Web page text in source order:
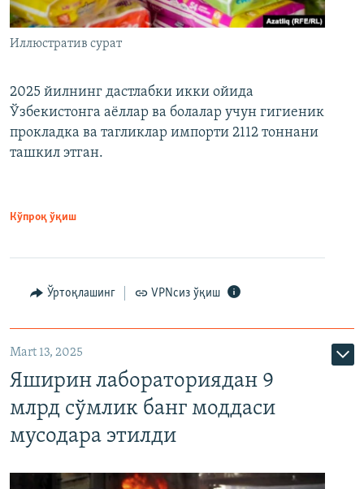
Иллюстратив сурат
2025 йилнинг дастлабки икки ойида
Ўзбекистонга аёллар ва болалар учун гигиеник
прокладка ва тагликлар импорти 2112 тоннани
ташкил этган.
Кўпроқ ўқиш
Ўртоқлашинг VPNсиз ўқиш
Mart 13, 2025
Яширин лабораториядан 9
млрд сўмлик банг моддаси
мусодара этилди